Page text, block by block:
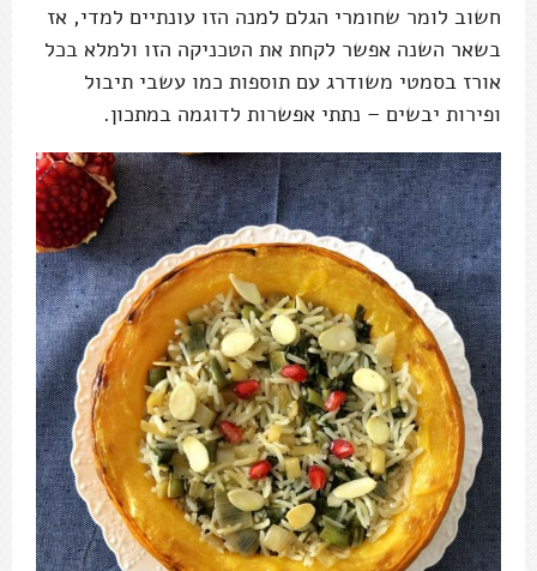
חשוב לומר שחומרי הגלם למנה הזו עונתיים למדי, אז
בשאר השנה אפשר לקחת את הטכניקה הזו ולמלא בכל
אורז בסמטי משודרג עם תוספות כמו עשבי תיבול
ופירות יבשים – נתתי אפשרות לדוגמה במתכון.